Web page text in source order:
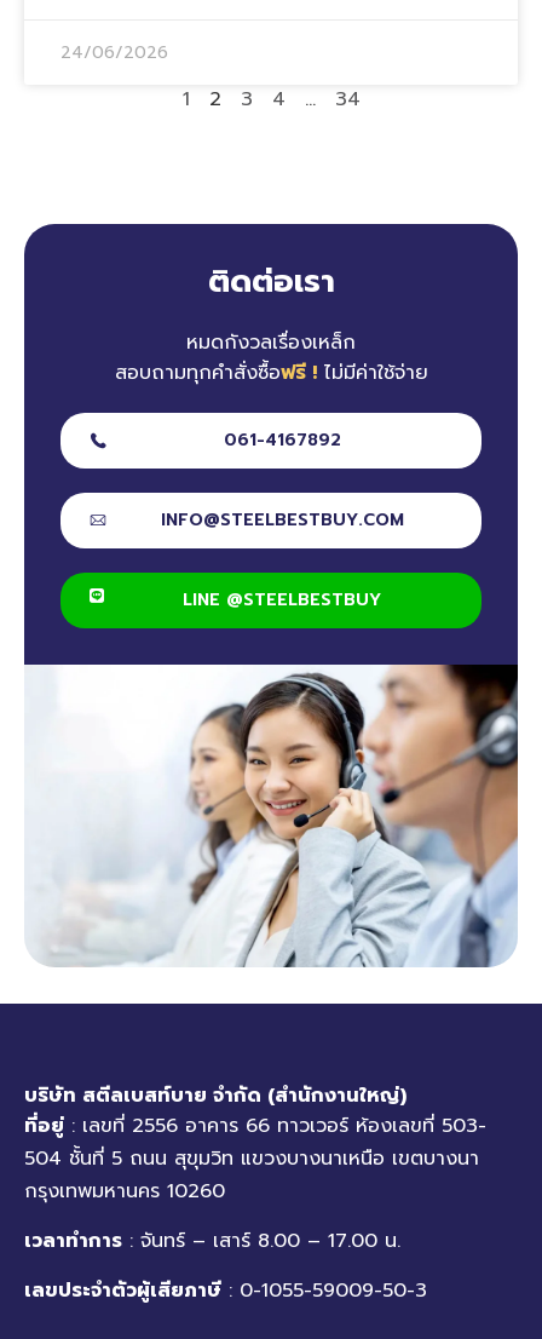
24/06/2026
1 2 3 4 … 34
ติดต่อเรา
หมดกังวลเรื่องเหล็ก
สอบถามทุกคำสั่งซื้อฟรี !ไม่มีค่าใช้จ่าย
061-4167892
INFO@STEELBESTBUY.COM
LINE @STEELBESTBUY
บริษัท สตีลเบสท์บาย จำกัด (สำนักงานใหญ่)
ที่อยู่ : เลขที่ 2556 อาคาร 66 ทาวเวอร์ ห้องเลขที่ 503-
504 ชั้นที่ 5 ถนน สุขุมวิท แขวงบางนาเหนือ เขตบางนา
กรุงเทพมหานคร 10260
เวลาทำการ : จันทร์ – เสาร์ 8.00 – 17.00 น.
เลขประจำตัวผู้เสียภาษี : 0-1055-59009-50-3